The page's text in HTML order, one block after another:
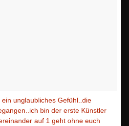
ein unglaubliches Gefühl..die
bin der erste Künstler
auf 1 geht ohne euch